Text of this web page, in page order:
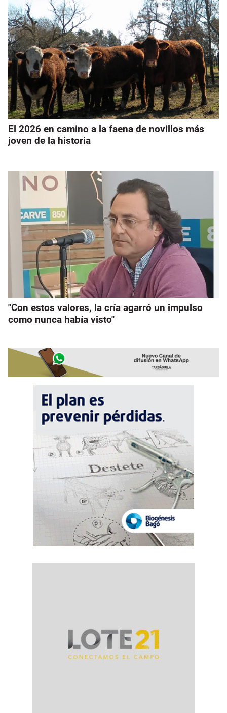
El 2026 en camino a la faena de novillos más
joven de la historia
"Con estos valores, la cría agarró un impulso
como nunca había visto"